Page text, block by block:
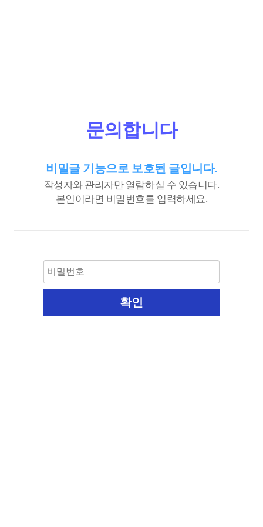
문의합니다
비밀글 기능으로 보호된 글입니다.
작성자와 관리자만 열람하실 수 있습니다.
본인이라면 비밀번호를 입력하세요.